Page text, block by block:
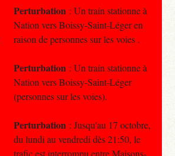
Perturbation : Un train stationne à
Nation vers Boissy-Saint-Léger en
raison de personnes sur les voies .
Perturbation : Un train stationne à
Nation vers Boissy-Saint-Léger
(personnes sur les voies).
Perturbation : Jusqu'au 17 octobre,
du lundi au vendredi dès 21:50, le
trafic est interrompu entre Maisons-